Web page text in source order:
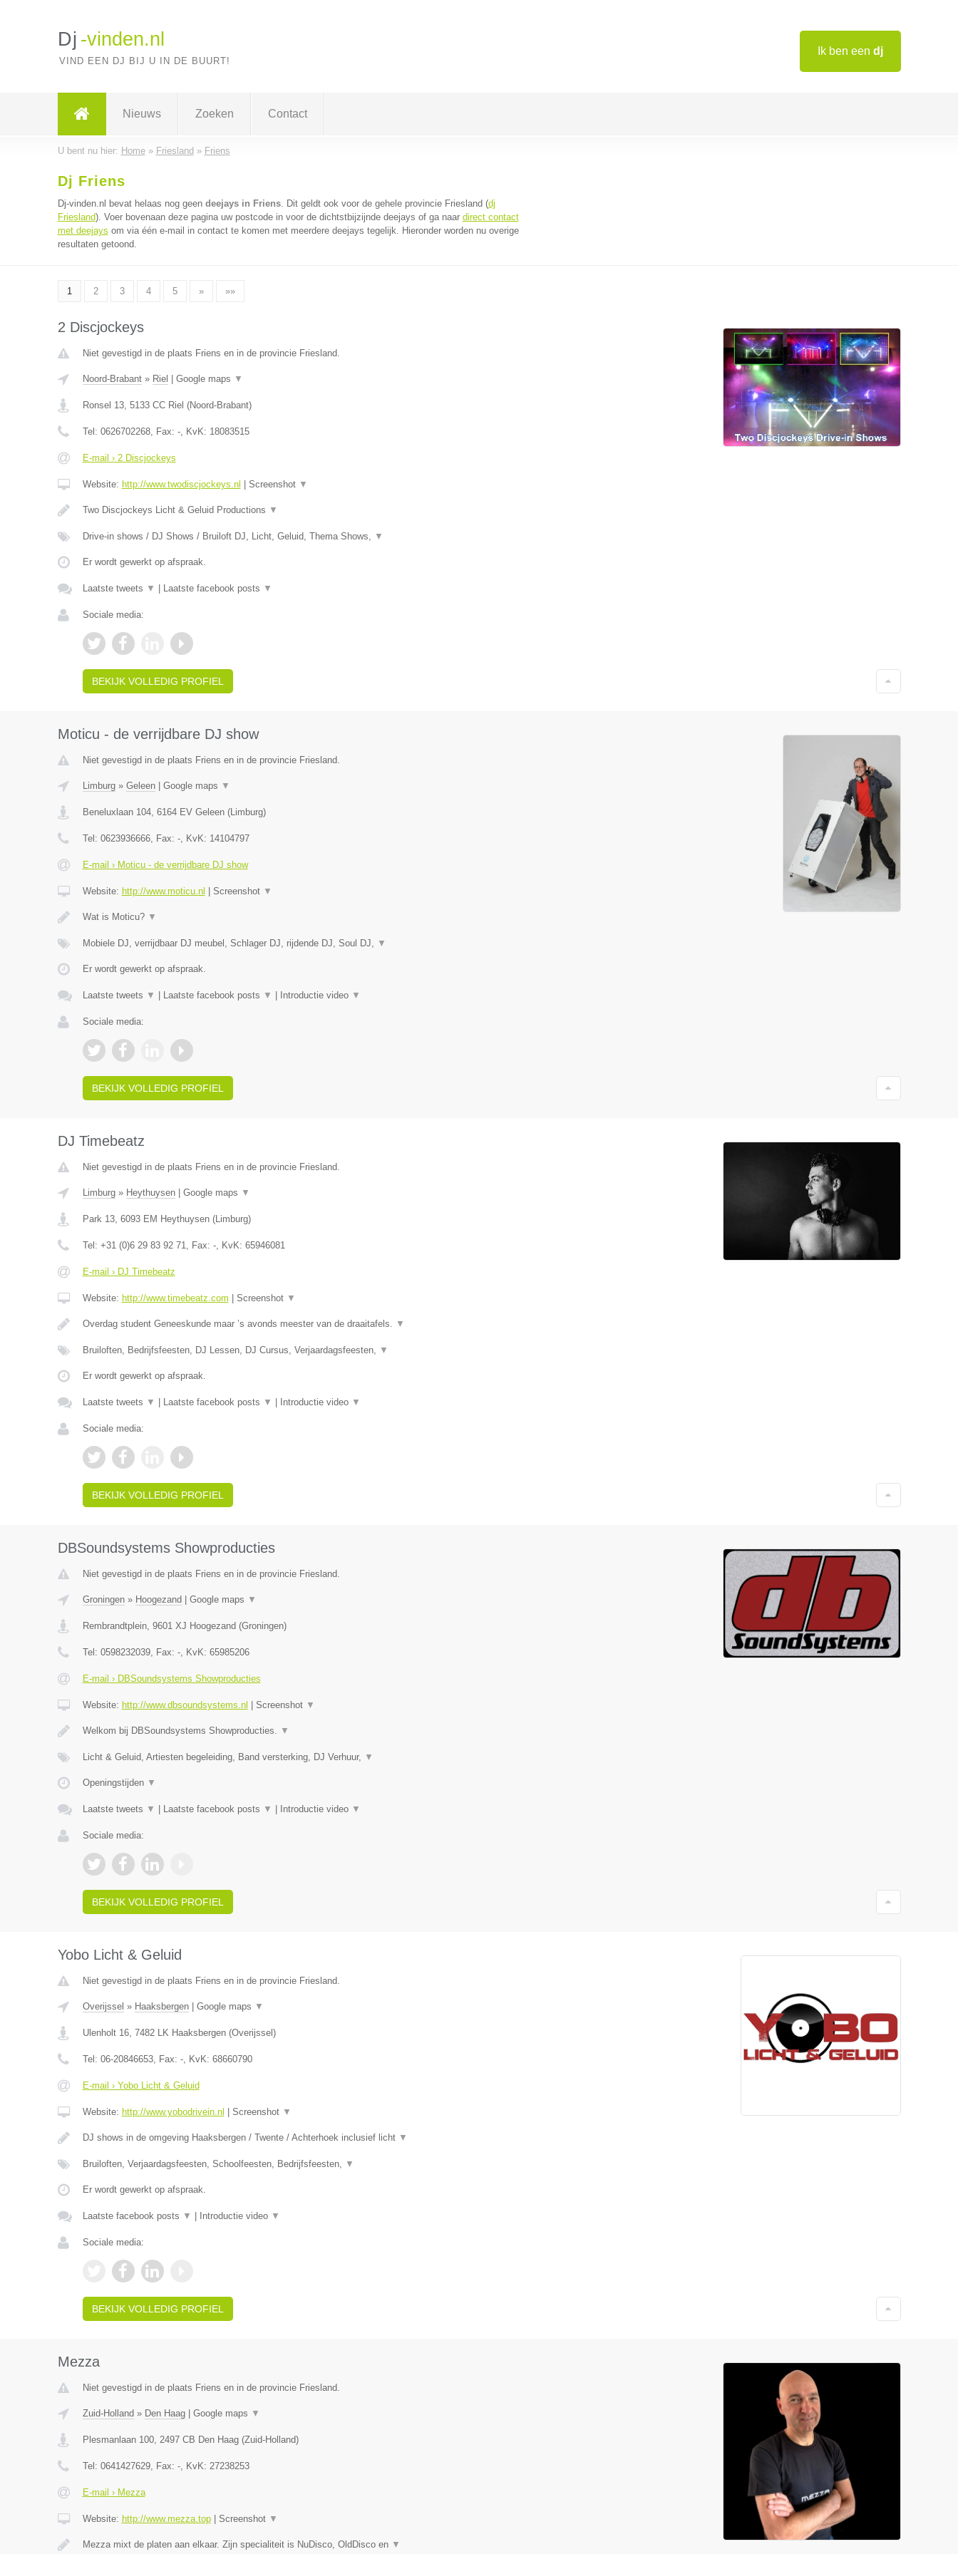
Ik ben een dj
Dj -vinden.nl
VIND EEN DJ BIJ U IN DE BUURT!
Nieuws Zoeken Contact
U bent nu hier: Home» Friesland » Friens
Dj Friens
Dj-vinden.nl bevat helaas nog geen deejays in Friens. Dit geldt ook voor de gehele provincie Friesland (dj
Friesland). Voer bovenaan deze pagina uw postcode in voor de dichtstbijzijnde deejays of ga naar direct contact
met deejays om via één e-mail in contact te komen met meerdere deejays tegelijk. Hieronder worden nu overige
resultaten getoond.
1 2 3 4 5 » »»
2 Discjockeys
Niet gevestigd in de plaats Friens en in de provincie Friesland.
Noord-Brabant» Riel Google maps ▼
Ronsel 13, 5133 CC Riel (Noord-Brabant)
Tel: 0626702268, Fax: -, KvK: 18083515
E-mail › 2 Discjockeys
Website: http://www.twodiscjockeys.nl Screenshot ▼
Two Discjockeys Licht & Geluid Productions ▼
Drive-in shows / DJ Shows / Bruiloft DJ, Licht, Geluid, Thema Shows, ▼
Er wordt gewerkt op afspraak.
Laatste tweets ▼ Laatste facebook posts ▼
Sociale media:
BEKIJK VOLLEDIG PROFIEL
Moticu - de verrijdbare DJ show
Niet gevestigd in de plaats Friens en in de provincie Friesland.
Limburg» Geleen| Google maps ▼
Beneluxlaan 104, 6164 EV Geleen(Limburg)
Tel: 0623936666, Fax: -, KvK: 14104797
E-mail › Moticu - de verrijdbare DJ show
Website: http://www.moticu.nl Screenshot ▼
Wat is Moticu? ▼
Mobiele DJ, verrijdbaar DJ meubel, Schlager DJ, rijdende DJ, Soul DJ, ▼
Er wordt gewerkt op afspraak.
Laatste tweets ▼ Laatste facebook posts ▼ Introductie video ▼
Sociale media:
BEKIJK VOLLEDIG PROFIEL
DJ Timebeatz
Niet gevestigd in de plaats Friens en in de provincie Friesland.
Limburg» Heythuysen| Google maps ▼
Park 13, 6093 EM Heythuysen(Limburg)
Tel: +31 (0)6 29 83 92 71, Fax: -, KvK: 65946081
E-mail › DJ Timebeatz
Website: http://www.timebeatz.com Screenshot ▼
Overdag student Geneeskunde maar ’s avonds meester van de draaitafels. ▼
Bruiloften, Bedrijfsfeesten, DJ Lessen, DJ Cursus, Verjaardagsfeesten, ▼
Er wordt gewerkt op afspraak.
Laatste tweets ▼ Laatste facebook posts ▼ Introductie video ▼
Sociale media:
BEKIJK VOLLEDIG PROFIEL
DBSoundsystems Showproducties
Niet gevestigd in de plaats Friens en in de provincie Friesland.
Groningen» Hoogezand Google maps ▼
Rembrandtplein, 9601 XJ Hoogezand (Groningen)
Tel: 0598232039, Fax: -, KvK: 65985206
E-mail › DBSoundsystems Showproducties
Website: http://www.dbsoundsystems.nl Screenshot ▼
Welkom bij DBSoundsystems Showproducties. ▼
Licht & Geluid, Artiesten begeleiding, Band versterking, DJ Verhuur, ▼
Openingstijden ▼
Laatste tweets ▼ Laatste facebook posts ▼ Introductie video ▼
Sociale media:
BEKIJK VOLLEDIG PROFIEL
Yobo Licht & Geluid
Niet gevestigd in de plaats Friens en in de provincie Friesland.
Overijssel » Haaksbergen| Google maps ▼
Ulenholt 16, 7482 LK Haaksbergen(Overijssel )
Tel: 06-20846653, Fax: -, KvK: 68660790
E-mail › Yobo Licht & Geluid
Website: http://www.yobodrivein.nl Screenshot ▼
DJ shows in de omgeving Haaksbergen / Twente / Achterhoek inclusief licht ▼
Bruiloften, Verjaardagsfeesten, Schoolfeesten, Bedrijfsfeesten, ▼
Er wordt gewerkt op afspraak.
Laatste facebook posts ▼ Introductie video ▼
Sociale media:
BEKIJK VOLLEDIG PROFIEL
Mezza
Niet gevestigd in de plaats Friens en in de provincie Friesland.
Zuid-Holland » Den Haag| Google maps ▼
Plesmanlaan 100, 2497 CB Den Haag(Zuid-Holland)
Tel: 0641427629, Fax: -, KvK: 27238253
E-mail › Mezza
Website: http://www.mezza.top| Screenshot ▼
Mezza mixt de platen aan elkaar. Zijn specialiteit is NuDisco, OldDisco en ▼